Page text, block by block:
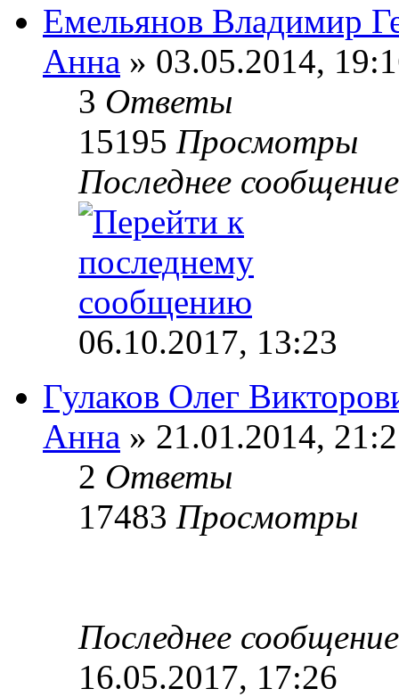
Емельянов Владимир
Анна » 03.05.2014,
3 Ответы
15195 Просмотры
Последнее
06.10.2017, 13:23
Гулаков Олег
Анна » 21.01.2014,
2 Ответы
17483 Просмотры
Последнее
16.05.2017, 17:26